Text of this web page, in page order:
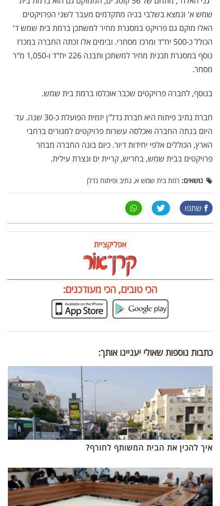
שמש א' ונמצא בשלבי בניה מתקדמים מעבר לשני הפרויקטים
האלו מוקם גם פרויקט במסגרת מחיר למשתכן ברמת בית שמש ד'
הכולל כ-500 יח"ד ומרכז מסחרי. ובימים אלו זכתה החברה במכרז
נוסף במסגרת תכנית מחיר למשתכן ותבנה 226 יח"ד ו-1,050 מ"ר
מסחר.
בנוסף, לחברה פרויקטים שכבר אוכלסו ברמת בית שמש.
חברת נתיב פיתוח היא חברת נדל"ן יזמית הפועלת כ-30 שנה. עד
היום בנתה החברה ואכלסה עשרות פרויקטים למגורים ברחבי
הארץ, הכוללים אלפי יחידות דיור. כיום בונה החברה מבחר
פרויקטים בבית שמש, בחריש, קריית ים ונצרת עילית.
נושאים: רמת בית שמש א, נתיב ופיתוח נדלן
שתפו
אפליקציית
הכי טובים, הכי מעודכנים:
כתבות נוספות שאולי יעניינו אותך:
איך להכין את הבית המשותף לחורף?